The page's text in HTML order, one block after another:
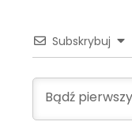
Subskrybuj